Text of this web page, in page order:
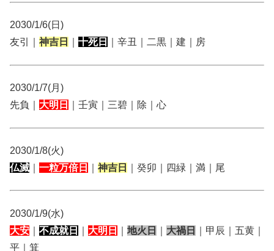
2030/1/6(日)
友引｜ 神吉日 十死日 ｜辛丑｜二黒｜建｜房
2030/1/7(月)
先負｜ 大明日 ｜壬寅｜三碧｜除｜心
2030/1/8(火)
仏滅
一粒万倍日 神吉日 ｜癸卯｜四緑｜満｜尾
2030/1/9(水)
大安
不成就日 大明日 地火日 大禍日
｜甲辰｜五黄｜
平｜箕